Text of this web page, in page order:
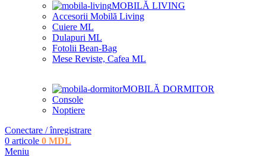
MOBILĂ LIVING
Accesorii Mobilă Living
Cuiere ML
Dulapuri ML
Fotolii Bean-Bag
Mese Reviste, Cafea ML
MOBILĂ DORMITOR
Console
Noptiere
Conectare / înregistrare
0 articole 0 MDL
Meniu